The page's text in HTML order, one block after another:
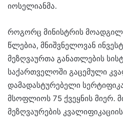
იოსელიანმა.
როგორც მინისტრის
წლებია, მნიშვნელოვან
მეზღვაურთა განათლების
საქართველოში გაცემული
დამადასტურებელი
მსოფლიოს 75 ქვეყნის მიერ.
მეზღვაურების